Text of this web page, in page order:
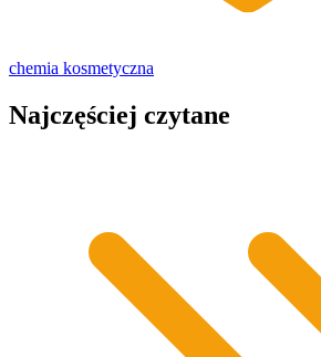
chemia kosmetyczna
Najczęściej czytane